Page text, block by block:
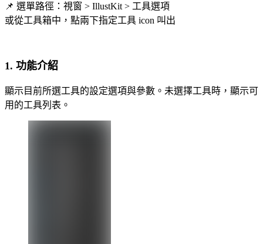
📌 選單路徑：視窗 > IllustKit > 工具選項
或從工具箱中，點兩下指定工具 icon 叫出
1. 功能介紹
顯示目前所選工具的設定選項與參數。未選擇工具時，顯示可
用的工具列表。